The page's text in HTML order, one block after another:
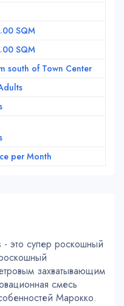
SQM
SQM
south of Town Center
per Month
это супер роскошный
захватывающим
смесь
Марокко.